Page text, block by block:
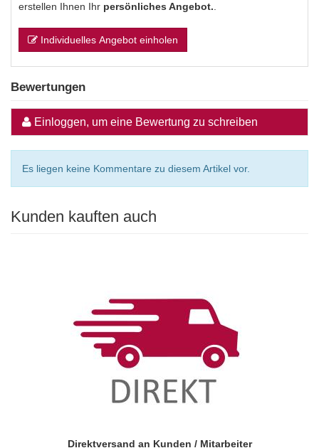
erstellen Ihnen Ihr persönliches Angebot.
Individuelles Angebot einholen
Bewertungen
Einloggen, um eine Bewertung zu schreiben
Es liegen keine Kommentare zu diesem Artikel vor.
Kunden kauften auch
Direktversand an Kunden / Mitarbeiter